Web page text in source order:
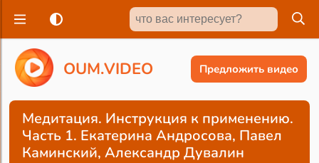
OUM.VIDEO Предложить видео
Медитация. Инструкция к применению.
Часть 1. Екатерина Андросова, Павел
Каминский, Александр Дувалин